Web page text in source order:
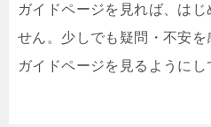
ガイドページを見れば、は
せん。少しでも疑問・不安を
ガイドページを見るようにし